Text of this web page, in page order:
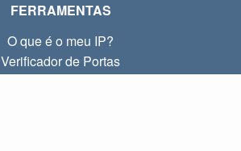
FERRAMENTAS
O que é o meu IP?
Verificador de Portas